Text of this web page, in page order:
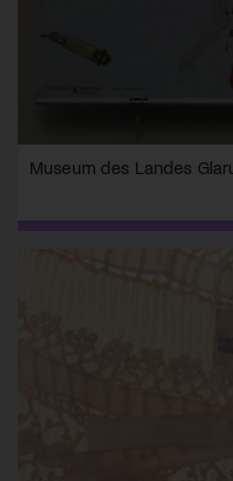
Museum des Landes